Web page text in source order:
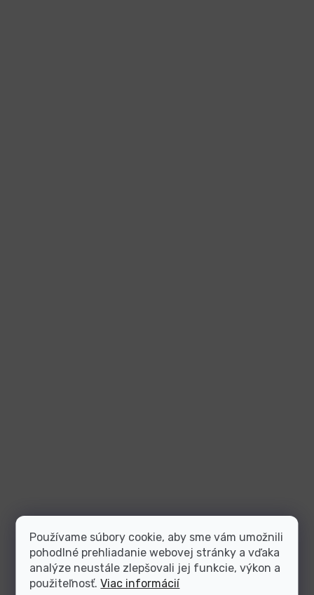
Používame súbory cookie, aby sme vám umožnili
pohodlné prehliadanie webovej stránky a vďaka
analýze neustále zlepšovali jej funkcie, výkon a
použiteľnosť.Viac informácií